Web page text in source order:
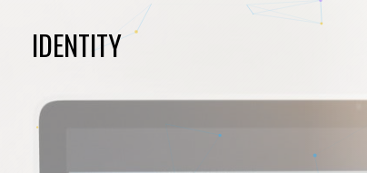
IDENTITY